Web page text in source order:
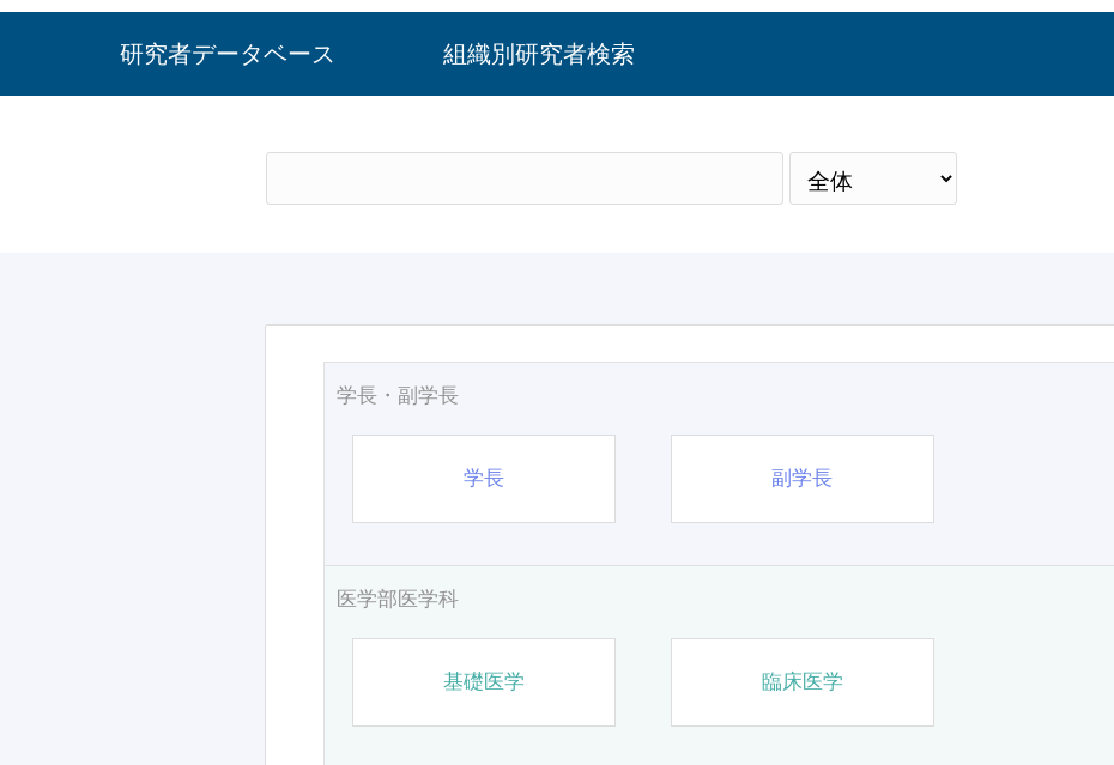
研究者データベース 組織別研究者検索
学長・副学長
学長 副学長
医学部医学科
基礎医学 臨床医学